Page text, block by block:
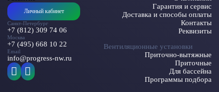
Личный кабинет
Санкт-Петербург
+7 (812) 309 74 06
Москва
+7 (495) 668 10 22
Email
info@progress-nw.ru
Гарантия и сервис
Доставка и способы оплаты
Контакты
Реквизиты
Вентиляционные установки
Приточно-вытяжные
Приточные
Для бассейна
Программы подбора